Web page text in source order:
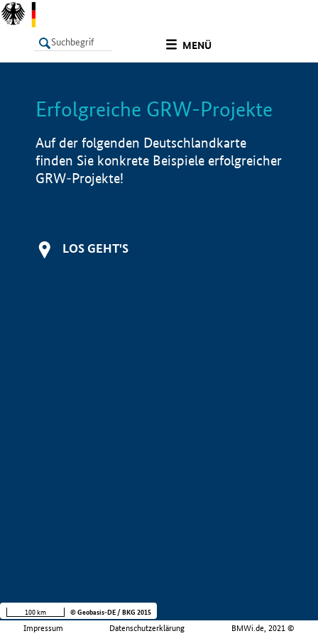
MENÜ
LISTE Info
Erfolgreiche GRW-Projekte
Auf der folgenden Deutschlandkarte
finden Sie konkrete Beispiele erfolgreicher
GRW-Projekte!
LOS GEHT'S
Impressum Datenschutzerklärung BMWi.de, 2021 ©
100 km © Geobasis-DE / BKG 2015